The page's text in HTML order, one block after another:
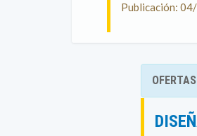
Publicación: